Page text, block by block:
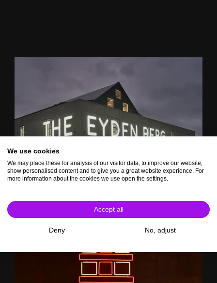
We use cookies
We may place these for analysis of our visitor data, to improve our website,
show personalised content and to give you a great website experience. For
more information about the cookies we use open the settings.
Accept all
Deny No, adjust